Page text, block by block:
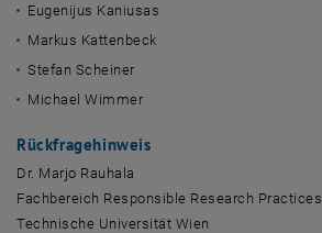
Eugenijus Kaniusas
Markus Kattenbeck
Stefan Scheiner
Michael Wimmer
Rückfragehinweis
Dr. Marjo Rauhala
Fachbereich Responsible Research Practices
Technische Universität Wien